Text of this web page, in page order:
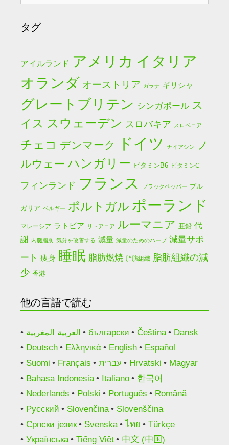
タグ
アイルランド アメリカ イタリア
オランダ オーストリア ガラナ ギリシャ
グレートブリテン シンガポール ス
イス スウェーデン スロバキア スロベニア
チェコ デンマーク ドイツ ナイアシン
ノ
ルウェー ハンガリー ビタミンB6 ビタミンC
フィンランド フランス ブラックペッパー ブル
ガリア ベルギー ポルトガル ポーランド
マレーシア ラトビア リトアニア ルーマニア 亜鉛 代
謝 内臓脂肪 気分を改善する 減量 減量のためのハーブ 減量サポ
ート 痩身 睡眠 脂肪燃焼 脂肪組織
脂肪組織の減
少 香港
他の言語で読む
العربية المغربية български Čeština
Dansk
Deutsch
Ελληνικά English
Español
Suomi
Français עברית Hrvatski
Magyar
Bahasa Indonesia
Italiano
한국어
Nederlands
Polski Português
Română
Русский
Slovenčina
Slovenščina
Српски језик
Svenska ไทย
Türkçe
Українська
Tiếng Việt 中文 (中国)